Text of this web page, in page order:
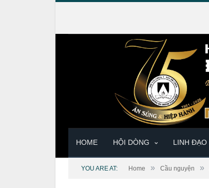
HOME HỘI DÒNG LINH ĐẠO
YOU ARE AT: Home » Cầu nguyện »